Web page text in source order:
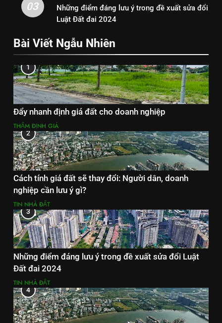
03
Những điểm đáng lưu ý trong đề xuất sửa đổi
Luật Đất đai 2024
Bài Viết Ngẫu Nhiên
1
Đẩy nhanh định giá đất cho doanh nghiệp
THẨM ĐỊNH GIÁ
2
Cách tính giá đất sẽ thay đổi: Người dân, doanh
nghiệp cần lưu ý gì?
TIN NHÀ ĐẤT
3
Những điểm đáng lưu ý trong đề xuất sửa đổi Luật
Đất đai 2024
TIN NHÀ ĐẤT
4